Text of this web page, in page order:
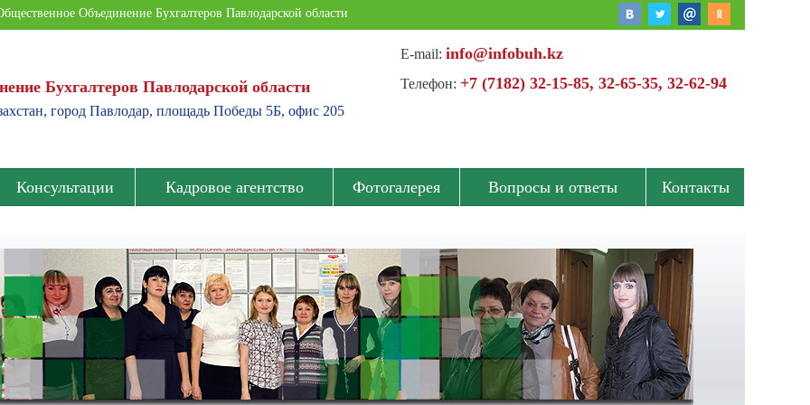
Объединение Бухгалтеров Павлодарской области
Бухгалтеров Павлодарской области
город Павлодар, площадь Победы 5Б, офис 205
E-mail: info@infobuh.kz
Телефон: +7 (7182) 32-15-85, 32-65-35, 32-62-94
Консультации Кадровое агентство Фотогалерея Вопросы и ответы Контакты
15 мар 2016
Семинар, Электронные счета-фактуры,
25 марта 2016 г.